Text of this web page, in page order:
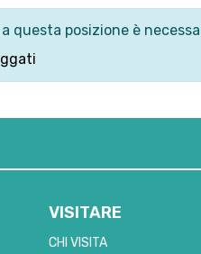
questa posizione è
VISITARE
CHI VISITA